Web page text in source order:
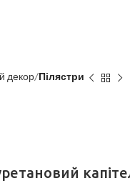
декор Пілястри